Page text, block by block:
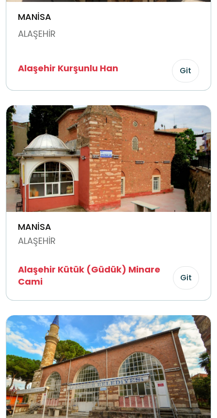
MANİSA
ALAŞEHİR
Alaşehir Kurşunlu Han Git
MANİSA
ALAŞEHİR
Alaşehir Kütük (Güdük) Minare
Cami
Git